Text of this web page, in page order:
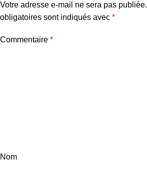
Votre adresse e-mail ne sera pas publiée.
obligatoires sont indiqués avec *
Commentaire *
Nom